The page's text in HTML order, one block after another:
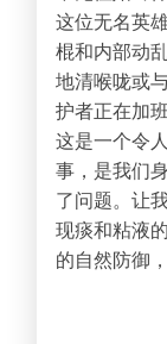
这位无名英
棍和内部动
地清喉咙或
护者正在加
这是一个令
事，是我们
了问题。让
现痰和粘液
的自然防御